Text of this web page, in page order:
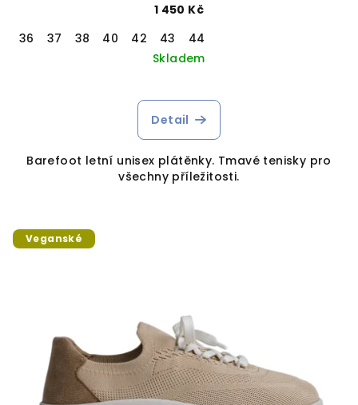
1 450 Kč
36
37 38 40 42 43
44
Skladem
Detail
Barefoot letní unisex plátěnky. Tmavé tenisky pro
všechny příležitosti.
Veganské